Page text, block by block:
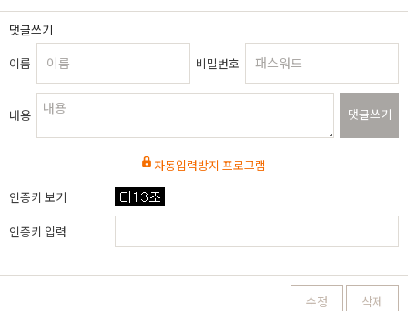
댓글쓰기
이름
비밀번호
내용 댓글쓰기
자동입력방지 프로그램
인증키 보기
인증키 입력
수정 삭제